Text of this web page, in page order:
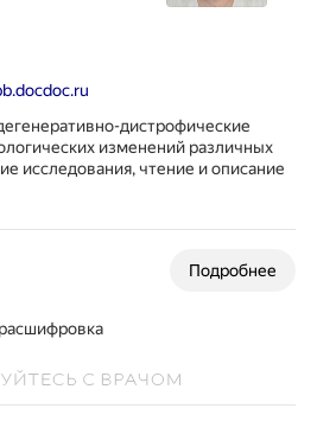
дистрофические
изменений различных
исследования, чтение и описание
Подробнее